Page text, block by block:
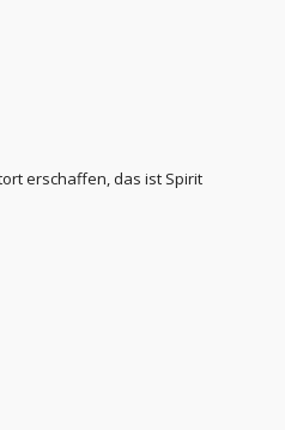
erschaffen, das ist Spirit